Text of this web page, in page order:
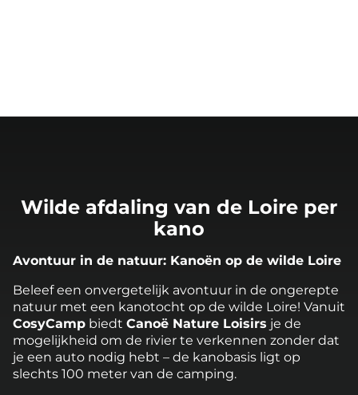
Wilde afdaling van de Loire per
kano
Avontuur in de natuur: Kanoën op de wilde Loire
Beleef een onvergetelijk avontuur in de ongerepte
natuur met een kanotocht op de wilde Loire! Vanuit
CosyCamp biedt Canoë Nature Loisirs je de
mogelijkheid om de rivier te verkennen zonder dat
je een auto nodig hebt – de kanobasis ligt op
slechts 100 meter van de camping.